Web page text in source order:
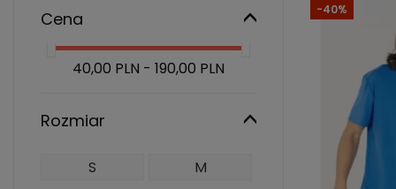
-40%
Cena
40,00 PLN - 190,00 PLN
Rozmiar
S
M